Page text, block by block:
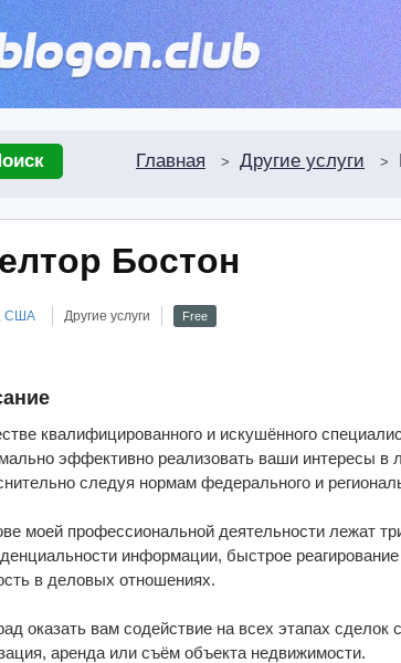
Главная > Другие услуги >
Бостон
США Другие услуги Free
квалифицированного и искушённого
эффективно реализовать ваши интересы
следуя нормам федерального и
моей профессиональной деятельности лежат
информации, быстрое
в деловых отношениях.
оказать вам содействие на всех этапах
аренда или съём объекта недвижимости.